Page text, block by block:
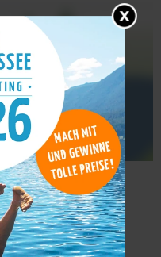
21,9 km
von Kossa in